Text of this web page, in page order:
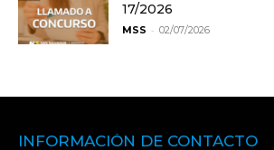
17/2026
MSS - 02/07/2026
INFORMACIÓN DE CONTACTO